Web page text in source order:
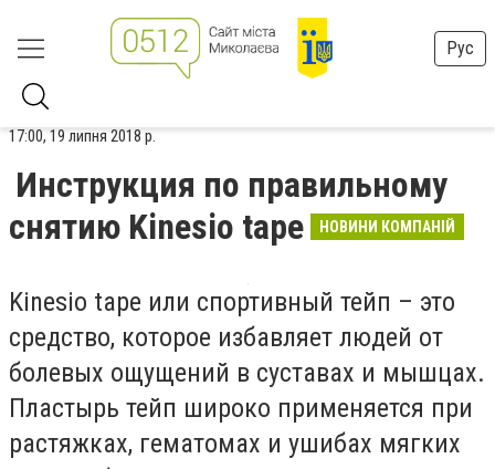
Рус
17:00, 19 липня 2018 р.
Инструкция по правильному
снятию Kinesio tape
НОВИНИ КОМПАНІЙ
Kinesio tape или спортивный тейп – это
средство, которое избавляет людей от
болевых ощущений в суставах и мышцах.
Пластырь тейп широко применяется при
растяжках, гематомах и ушибах мягких